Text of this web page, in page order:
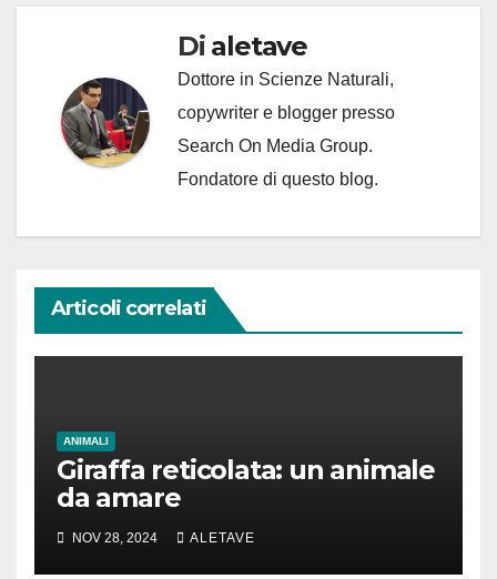
Di aletave
Dottore in Scienze Naturali,
copywriter e blogger presso
Search On Media Group.
Fondatore di questo blog.
Articoli correlati
ANIMALI
Giraffa reticolata: un animale
da amare
NOV 28, 2024 ALETAVE